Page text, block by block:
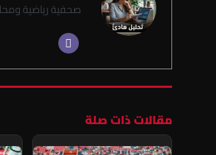
صحفية رياضية
مقالات ذات صلة